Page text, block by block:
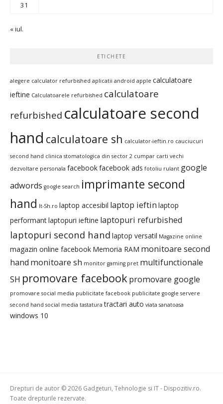
31
« iul.
ETICHETE
alegere calculator refurbished aplicatii android apple calculatoare
ieftine Calculatoarele refurbished calculatoare
refurbished calculatoare second
hand calculatoare sh calculator-ieftin.ro cauciucuri
second hand clinica stomatologica din sector 2 cumpar carti vechi
dezvoltare personala facebookfacebook ads fotoliu rulant google
adwords google search imprimante second
hand It-Sh.ro laptop accesibil laptop ieftin laptop
performantlaptopuri ieftine laptopuri refurbished
laptopuri second hand laptop versatil Magazine online
magazin online facebook Memoria RAM monitoare second
hand monitoare sh monitor gaming pret multifunctionale
SH promovare facebookpromovare google
promovare social media publicitate facebook publicitate google servere
second hand social media tastatura tractari auto viata sanatoasa
windows 10
Drepturi de autor © 2026 Gadgeturi, Tehnologie si IT - Dispozitiv.ro.
Toate drepturile rezervate.